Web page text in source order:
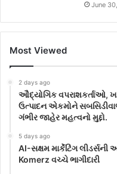
June
Most Viewed
2 days ago
ઔદ્યોગિક વપરાશકર્તાઓ,
ઉત્પાદન એકમોને
ગંભીર જાહેર મહત્વનો મુદ્દો.
5 days ago
AI-સક્ષમ માર્કેટિંગ
Komerz વચ્ચે ભાગીદારી